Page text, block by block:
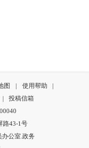
图 | 使用帮助
|
|
投稿信箱
路43-1号
公室.政务